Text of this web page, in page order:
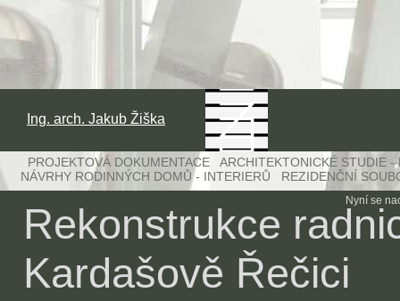
Ing. arch. Jakub Žiška
PROJEKTOVÁ DOKUMENTACE ARCHITEKTONICKÉ
NÁVRHY RODINNÝCH DOMŮ - INTERIERŮ REZIDENČNÍ
Rekonstrukce
Kardašově Řečici
Nyní se